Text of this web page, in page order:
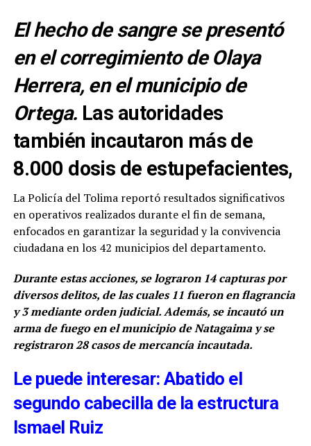
El hecho de sangre se presentó
en el corregimiento de Olaya
Herrera, en el municipio de
Ortega. Las autoridades
también incautaron más de
8.000 dosis de estupefacientes,
La Policía del Tolima reportó resultados significativos
en operativos realizados durante el fin de semana,
enfocados en garantizar la seguridad y la convivencia
ciudadana en los 42 municipios del departamento.
Durante estas acciones, se lograron 14 capturas por
diversos delitos, de las cuales 11 fueron en flagrancia
y 3 mediante orden judicial. Además, se incautó un
arma de fuego en el municipio de Natagaima y se
registraron 28 casos de mercancía incautada.
Le puede interesar: Abatido el
segundo cabecilla de la estructura
Ismael Ruiz